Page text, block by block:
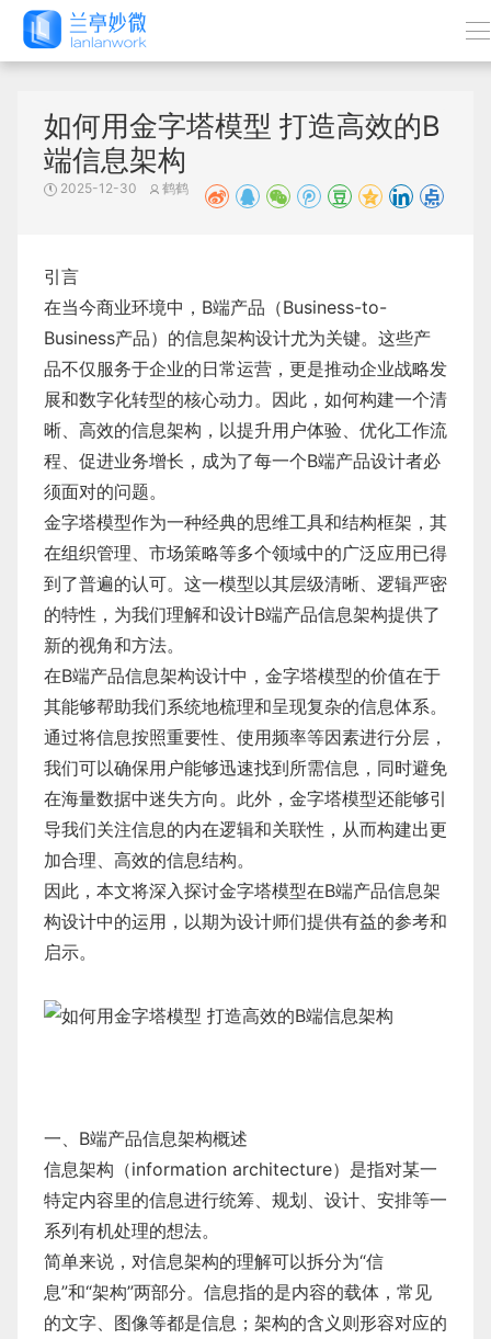
如何用金字塔模型 打造高效的B
端信息架构
2025-12-30 鹤鹤
引言
在当今商业环境中，B端产品（Business-to-
Business产品）的信息架构设计尤为关键。这些产
品不仅服务于企业的日常运营，更是推动企业战略发
展和数字化转型的核心动力。因此，如何构建一个清
晰、高效的信息架构，以提升用户体验、优化工作流
程、促进业务增长，成为了每一个B端产品设计者必
须面对的问题。
金字塔模型作为一种经典的思维工具和结构框架，其
在组织管理、市场策略等多个领域中的广泛应用已得
到了普遍的认可。这一模型以其层级清晰、逻辑严密
的特性，为我们理解和设计B端产品信息架构提供了
新的视角和方法。
在B端产品信息架构设计中，金字塔模型的价值在于
其能够帮助我们系统地梳理和呈现复杂的信息体系。
通过将信息按照重要性、使用频率等因素进行分层，
我们可以确保用户能够迅速找到所需信息，同时避免
在海量数据中迷失方向。此外，金字塔模型还能够引
导我们关注信息的内在逻辑和关联性，从而构建出更
加合理、高效的信息结构。
因此，本文将深入探讨金字塔模型在B端产品信息架
构设计中的运用，以期为设计师们提供有益的参考和
启示。
一、B端产品信息架构概述
信息架构（information architecture）是指对某一
特定内容里的信息进行统筹、规划、设计、安排等一
系列有机处理的想法。
简单来说，对信息架构的理解可以拆分为“信
息”和“架构”两部分。信息指的是内容的载体，常见
的文字、图像等都是信息；架构的含义则形容对应的